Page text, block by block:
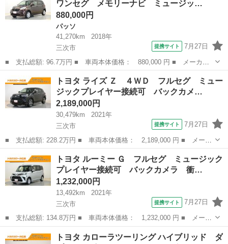
バックカ...
ワンセグ メモリーナビ ミュージッ…
880,000円
パッソ
41,270km
2018年
三次市
提携サイト 7月27日
■ 支払総額: 96.7万円 ■ 車両本体価格： 880,000 円 ■ メーカー
名： トヨタ ■ 車種名： パッソ ■ グレード名： Ｘ Ｌパッケ
ージＳ ４ＷＤ ワンセグ メモリーナビ ミュージックプレイヤー
接続可 バッ...
三次市 パッソ
トヨタ ライズ Ｚ ４ＷＤ フルセグ ミュー
ジックプレイヤー接続可 バックカメ…
2,189,000円
30,479km
2021年
三次市
提携サイト 7月27日
■ 支払総額: 228.2万円 ■ 車両本体価格： 2,189,000 円 ■ メーカ
ー名： トヨタ ■ 車種名： ライズ ■ グレード名： Ｚ ４Ｗ
Ｄ フルセグ ミュージックプレイヤー接続可 バックカメラ 衝突
被害軽減シ...
三次市 トヨタ
トヨタ ルーミー Ｇ フルセグ ミュージック
プレイヤー接続可 バックカメラ 衝…
1,232,000円
13,492km
2021年
三次市
提携サイト 7月27日
■ 支払総額: 134.8万円 ■ 車両本体価格： 1,232,000 円 ■ メーカ
ー名： トヨタ ■ 車種名： ルーミー ■ グレード名： Ｇ フル
セグ ミュージックプレイヤー接続可 バックカメラ 衝突被害軽減
三次市 トヨタ
トヨタ カローラツーリング ハイブリッド ダ